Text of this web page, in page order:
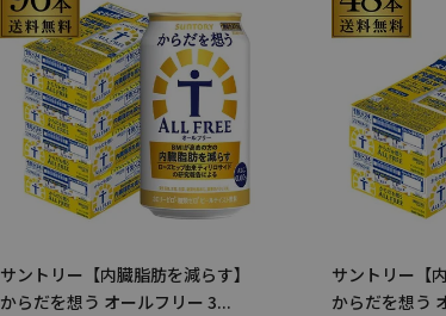
サントリー【内臓脂肪を減らす】
からだを想う オールフリー 3...
サントリー【
からだを想う